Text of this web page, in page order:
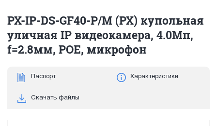
PX-IP-DS-GF40-P/M (PX) купольная
уличная IP видеокамера, 4.0Мп,
f=2.8мм, POE, микрофон
Паспорт Характеристики
Скачать файлы